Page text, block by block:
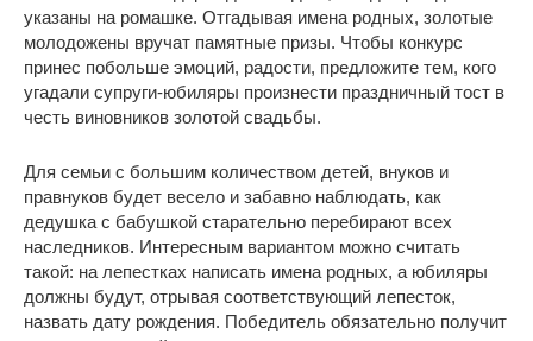
указаны на ромашке. Отгадывая имена родных, золотые
молодожены вручат памятные призы. Чтобы конкурс
принес побольше эмоций, радости, предложите тем, кого
угадали супруги-юбиляры произнести праздничный тост в
честь виновников золотой свадьбы.
Для семьи с большим количеством детей, внуков и
правнуков будет весело и забавно наблюдать, как
дедушка с бабушкой старательно перебирают всех
наследников. Интересным вариантом можно считать
такой: на лепестках написать имена родных, а юбиляры
должны будут, отрывая соответствующий лепесток,
назвать дату рождения. Победитель обязательно получит